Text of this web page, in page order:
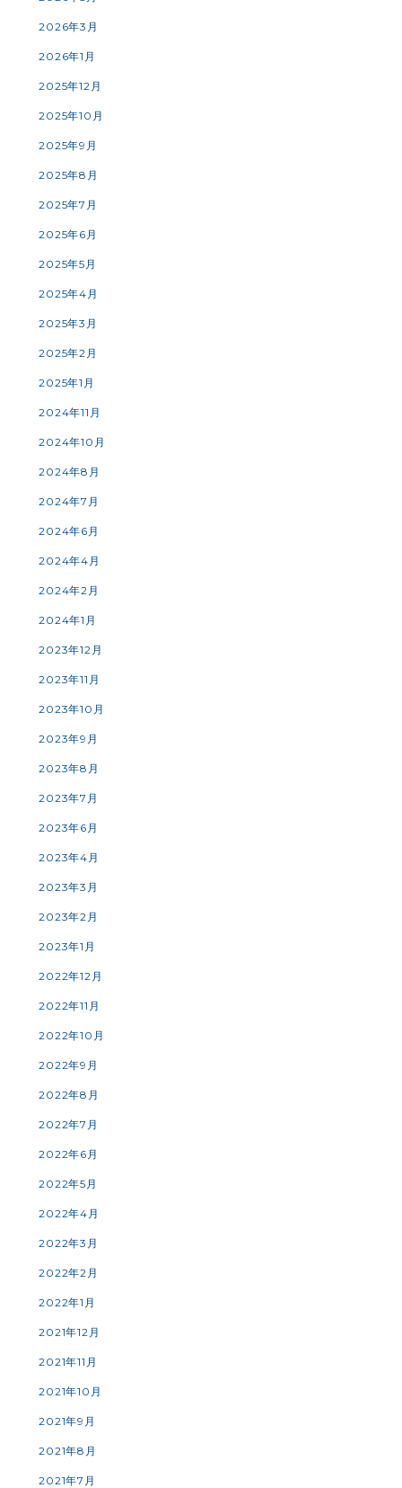
2026年3月
2026年1月
2025年12月
2025年10月
2025年9月
2025年8月
2025年7月
2025年6月
2025年5月
2025年4月
2025年3月
2025年2月
2025年1月
2024年11月
2024年10月
2024年8月
2024年7月
2024年6月
2024年4月
2024年2月
2024年1月
2023年12月
2023年11月
2023年10月
2023年9月
2023年8月
2023年7月
2023年6月
2023年4月
2023年3月
2023年2月
2023年1月
2022年12月
2022年11月
2022年10月
2022年9月
2022年8月
2022年7月
2022年6月
2022年5月
2022年4月
2022年3月
2022年2月
2022年1月
2021年12月
2021年11月
2021年10月
2021年9月
2021年8月
2021年7月